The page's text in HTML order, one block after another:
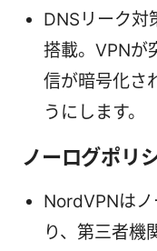
DNSリーク対
搭載。VPNが
信が暗号化さ
うにします。
ノーログポリ
NordVPNは
り、第三者機